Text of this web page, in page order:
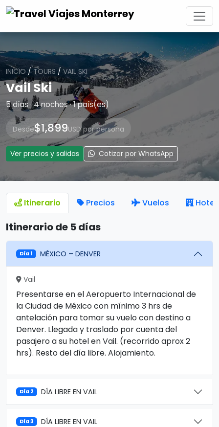
INICIO/TOURS / VAIL SKI
Vail Ski
5 días · 4 noches · 1 país(es)
Desde$1,899USD por persona
Ver precios y salidas Cotizar por WhatsApp
Itinerario Precios Vuelos
Itinerario de 5 días
Día 1 MÉXICO – DENVER
Vail
Presentarse en el Aeropuerto Internacional de
la Ciudad de México con mínimo 3 hrs de
antelación para tomar su vuelo con destino a
Denver. Llegada y traslado por cuenta del
pasajero a su hotel en Vail. (recorrido aprox 2
hrs). Resto del día libre. Alojamiento.
Día 2 DÍA LIBRE EN VAIL
Día 3 DÍA LIBRE EN VAIL